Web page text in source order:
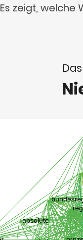
Es zeigt,